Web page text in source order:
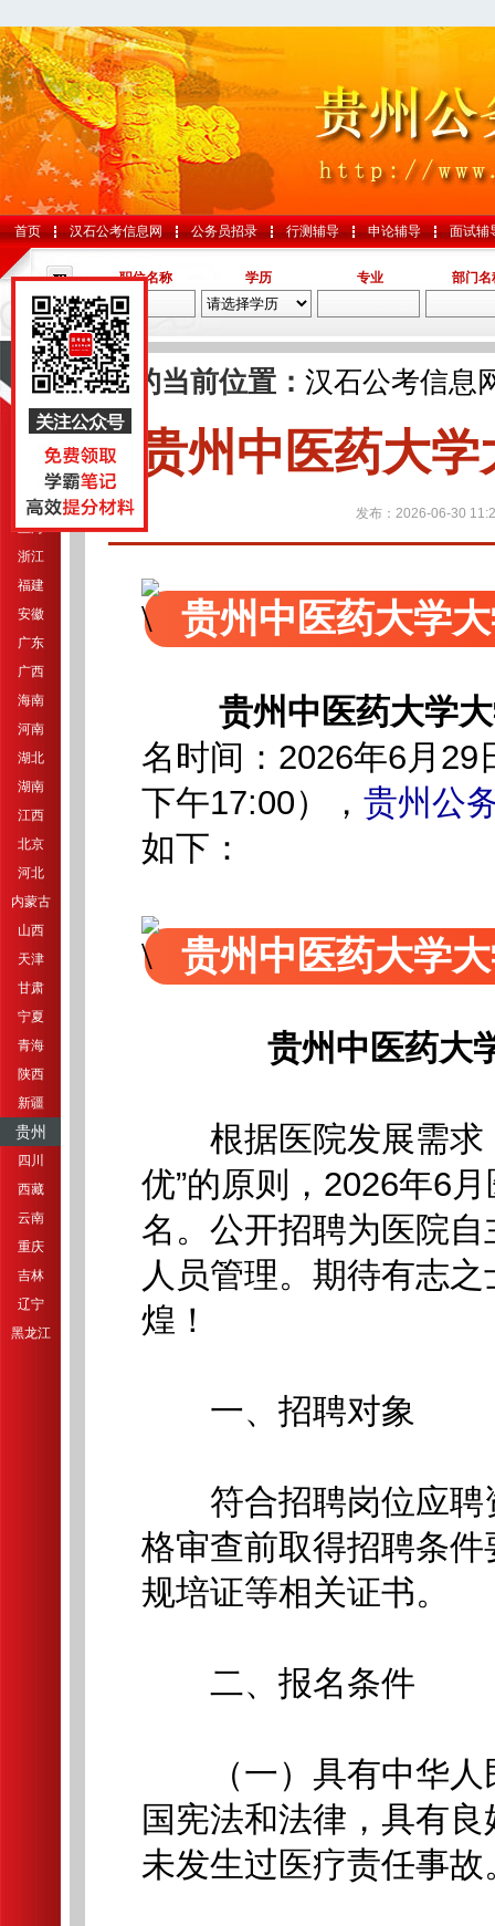
首页 汉石公考信息网 公务员招录 行测辅导 申论辅导 面试辅
职位名称 学历 专业 部门名
导航
江苏
上海
浙江
福建
安徽
广东
广西
海南
河南
湖北
湖南
江西
北京
河北
内蒙古
山西
天津
甘肃
宁夏
青海
陕西
新疆
贵州
四川
西藏
云南
重庆
吉林
辽宁
黑龙江
您的当前位置： 汉石公考信息
贵州中医药大
发布：2026-06-30
贵州中医药大学
贵州中医药大学
名时间：2026年6月
下午17:00）， 贵州公
如下：
贵州中医药大学
贵州中医药大
根据医院发展需求
优”的原则，2026年6
名。公开招聘为医院
人员管理。期待有志
煌！
一、招聘对象
符合招聘岗位应聘
格审查前取得招聘条
规培证等相关证书。
二、报名条件
（一）具有中华人
国宪法和法律，具有
未发生过医疗责任事故